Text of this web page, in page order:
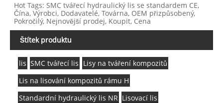
Hot Tags: SMC tvářecí hydraulický lis se standardem CE,
Čína, Výrobci, Dodavatelé, Továrna, OEM přizpůsobený,
Pokročilý, Nejnovější prodej, Koupit, Cena
Štítek produktu
lis SMC tvářecí lis Lisy na tváření kompozitů
Lis na lisování kompozitů rámu H
Standardní hydraulický lis NR Lisovací lis